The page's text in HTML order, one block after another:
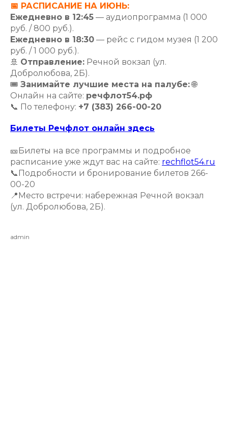
📅 РАСПИСАНИЕ НА ИЮНЬ:
Ежедневно в 12:45 — аудиопрограмма (1 000
руб. / 800 руб.).
Ежедневно в 18:30 — рейс с гидом музея (1 200
руб. / 1 000 руб.).
🚢 Отправление: Речной вокзал (ул.
Добролюбова, 2Б).
🎟 Занимайте лучшие места на палубе:🌐
Онлайн на сайте: речфлот54.рф
📞 По телефону: +7 (383) 266-00-20
Билеты Речфлот онлайн здесь
🎫Билеты на все программы и подробное
расписание уже ждут вас на сайте: rechflot54.ru
📞Подробности и бронирование билетов 266-
00-20
📍Место встречи: набережная Речной вокзал
(ул. Добролюбова, 2Б).
admin